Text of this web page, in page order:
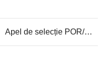
Apel de selecție POR/GAL BOTOSANI PENTRU VIITOR/2020/9/1/OS9.1